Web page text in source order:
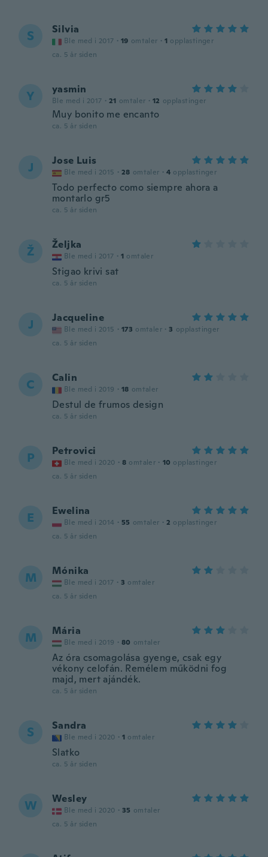
S Silvia
Ble med i 2017 · 19 omtaler · 1 opplastinger
ca. 5 år siden
Y yasmin
Ble med i 2017 · 21 omtaler · 12 opplastinger
Muy bonito me encanto
ca. 5 år siden
J Jose Luis
Ble med i 2015 · 28 omtaler · 4 opplastinger
Todo perfecto como siempre ahora a
montarlo gr5
ca. 5 år siden
Ž Željka
Ble med i 2017 · 1 omtaler
Stigao krivi sat
ca. 5 år siden
J Jacqueline
Ble med i 2015 · 173 omtaler · 3 opplastinger
ca. 5 år siden
C Calin
Ble med i 2019 · 18 omtaler
Destul de frumos design
ca. 5 år siden
P Petrovici
Ble med i 2020 · 8 omtaler · 10 opplastinger
ca. 5 år siden
E Ewelina
Ble med i 2014 · 55 omtaler · 2 opplastinger
ca. 5 år siden
M Mónika
Ble med i 2017 · 3 omtaler
ca. 5 år siden
M Mária
Ble med i 2019 · 80 omtaler
Az óra csomagolása gyenge, csak egy
vékony celofán. Remélem működni fog
majd, mert ajándék.
ca. 5 år siden
S Sandra
Ble med i 2020 · 1 omtaler
Slatko
ca. 5 år siden
W Wesley
Ble med i 2020 · 35 omtaler
ca. 5 år siden